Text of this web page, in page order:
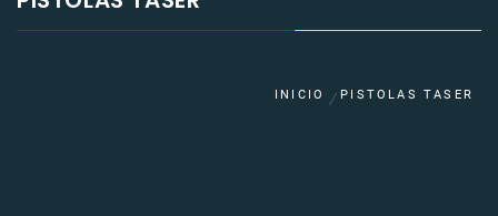
INICIO PISTOLAS TASER